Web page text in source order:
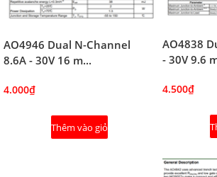
AO4946 Dual N-Channel
8.6A - 30V 16 m...
4.000₫
Thêm vào giỏ
AO4838
- 30V 9.6
4.500₫